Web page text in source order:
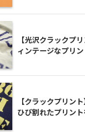
【光沢クラックプ
ィンテージなプリ
【クラックプリン
ひび割れたプリン